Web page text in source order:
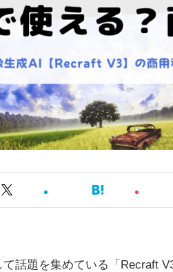
話題を集めている「Recraft V3